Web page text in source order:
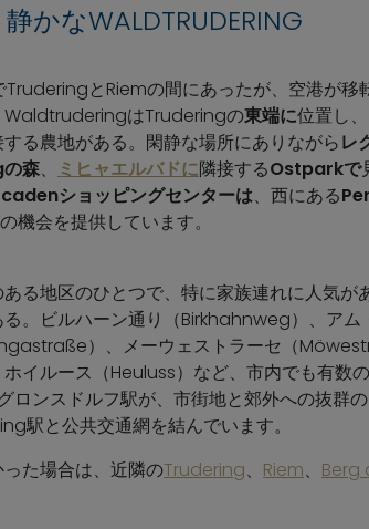
静かなWALDTRUDERING
TruderingとRiemの間にあったが、空港が移
WaldtruderingはTruderingの東端に位置し
する農地がある。閑静な場所にありながらレ
森、 ミヒャエルバドに隣接するOstparkで
ショッピングセンターは、西にある
機会を提供しています。
る地区のひとつで、特に家族連れに人気が
る。ビルハーン通り（Birkhahnweg）、アム
）、メーウェストラーセ（
ルース（Heuluss）など、市内でも有数の
グロンスドルフ駅が、市街地と郊外への抜群
駅と公共交通網を結んでいます。
た場合は、近隣のTrudering、 Riem、 Berg